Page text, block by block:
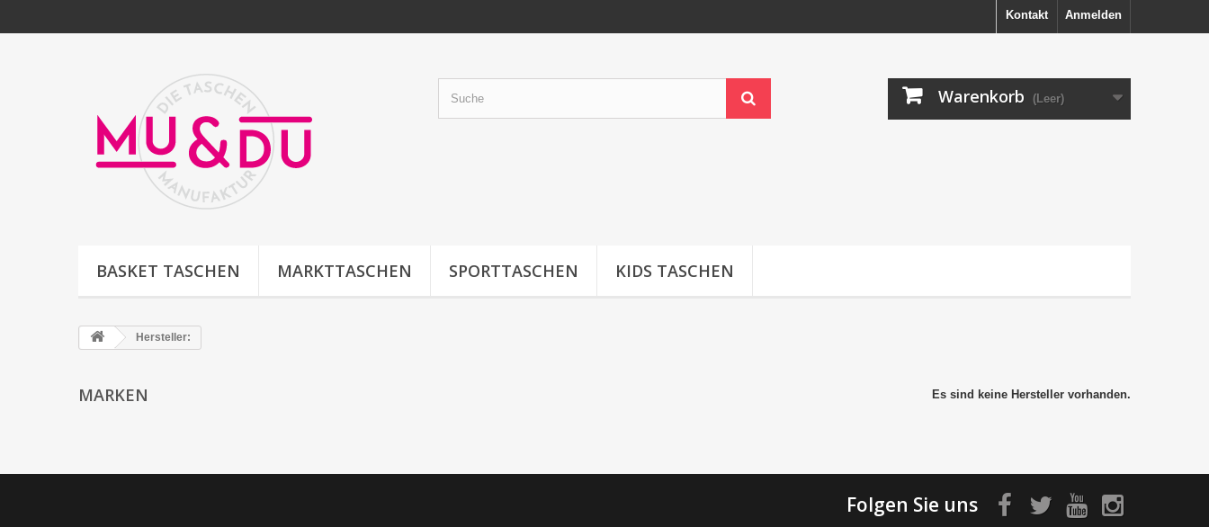
Anmelden
Kontakt
Warenkorb (Leer)
BASKET TASCHEN MARKTTASCHEN SPORTTASCHEN KIDS TASCHEN
Hersteller:
MARKEN Es sind keine Hersteller vorhanden.
Folgen Sie uns